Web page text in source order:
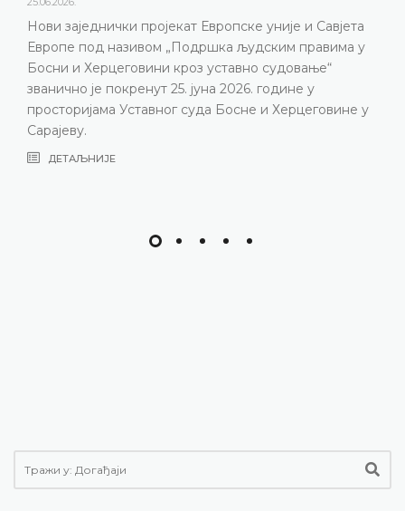
Нови заједнички пројекат Европске уније и Савјета
Европе под називом „Подршка људским правима у
Босни и Херцеговини кроз уставно судовање“
званично је покренут 25. јуна 2026. године у
просторијама Уставног суда Босне и Херцеговине у
Сарајеву.
ДЕТАЉНИЈЕ